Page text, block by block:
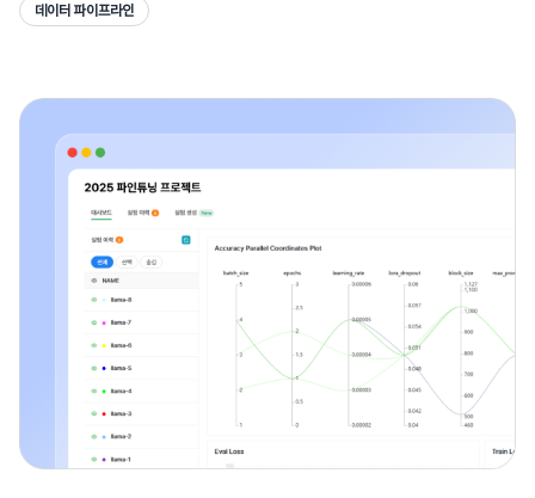
데이터 파이프라인